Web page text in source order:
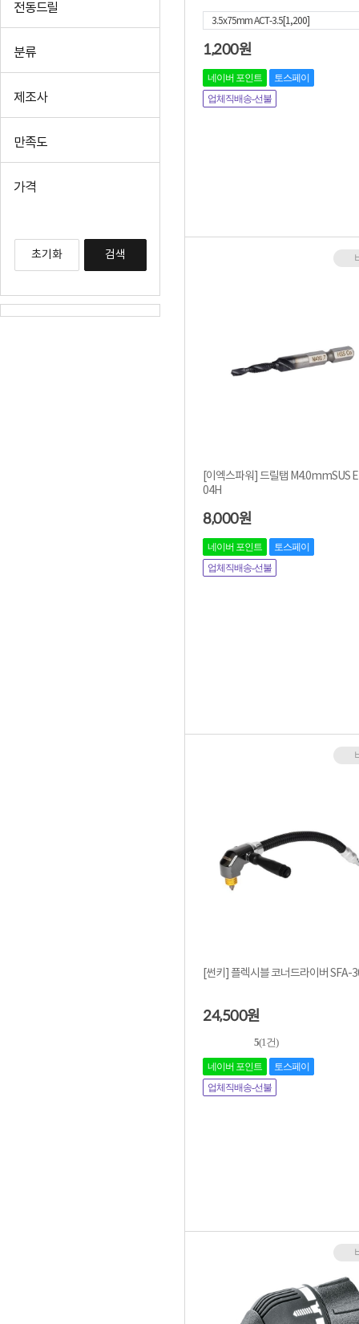
전동드릴
분류
제조사
만족도
가격
초기화 검색
3.5x75mm ACT-3.5[1,200]
1,200원
네이버 포인트
토스페이
업체직배송-선불
[이엑스파워] 드릴탭 M4.0mmSUS
04H
8,000원
네이버 포인트
토스페이
업체직배송-선불
[썬키] 플렉시블 코너드라이버 SFA-
24,500원
5(1건)
네이버 포인트
토스페이
업체직배송-선불